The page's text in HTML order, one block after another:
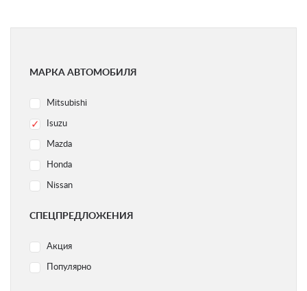
МАРКА АВТОМОБИЛЯ
Mitsubishi
Isuzu
Mazda
Honda
Nissan
Volvo
Acura
СПЕЦПРЕДЛОЖЕНИЯ
Акция
Популярно